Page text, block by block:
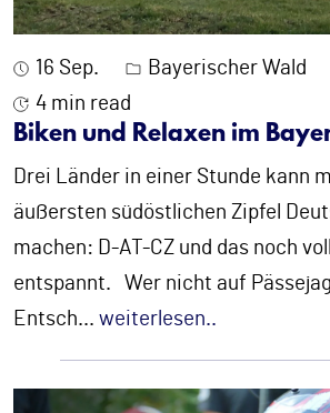
16 Sep. Bayerischer Wald
4 min read
Biken und Relaxen im
Drei Länder in einer Stunde kann
äußersten südöstlichen Zipfel
machen: D-AT-CZ und das noch
entspannt. Wer nicht auf Pässejagd gehen will und
Entsch... weiterlesen..